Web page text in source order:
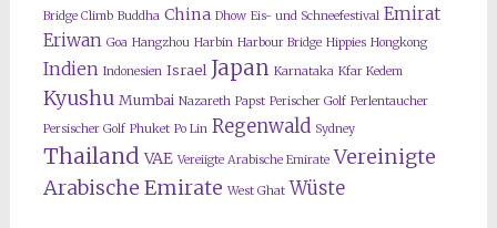
Bridge Climb Buddha China Dhow Eis- und Schneefestival Emirat
Eriwan Goa Hangzhou Harbin Harbour Bridge Hippies Hongkong
Indien Indonesien Israel Japan Karnataka Kfar Kedem
Kyushu Mumbai Nazareth Papst Perischer Golf Perlentaucher
Persischer Golf Phuket Po Lin Regenwald Sydney
Thailand VAE Vereiigte Arabische Emirate Vereinigte
Arabische Emirate West Ghat Wüste